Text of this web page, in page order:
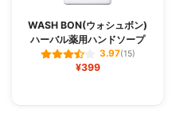
WASH BON(ウォシュボン)
ハーバル薬用ハンドソープ
3.97(15)
¥399